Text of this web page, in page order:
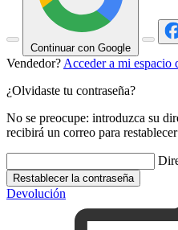
Continuar con Google
Vendedor? Acceder a mi espacio
¿Olvidaste tu contraseña?
No se preocupe: introduzca su
recibirá un correo para
Restablecer la contraseña
Devolución